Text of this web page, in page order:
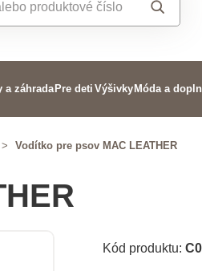
a záhrada Pre deti Výšivky Móda a
> Vodítko pre psov MAC LEATHER
Kód produktu: